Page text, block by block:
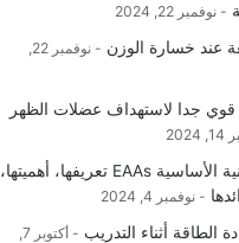
e
ع
R
نوفمبر 22, 2024
عند خسارة الوزن
نوفمبر 22,
قوي جدا لاستهداف عضلات الظهر
الأحماض الأمينية الأساسية EAAs تعريفها، أهميتها،
نوفمبر 4, 2024
أكتوبر 7,